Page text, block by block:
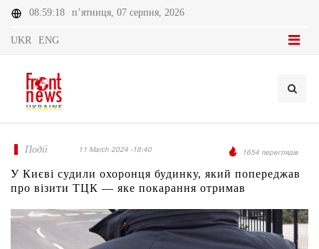
08:59:18 п’ятниця, 07 серпня, 2026
UKR ENG
Події 11 March 2024 -18:40 1654 переглядів
У Києві судили охоронця будинку, який попереджав
про візити ТЦК — яке покарання отримав